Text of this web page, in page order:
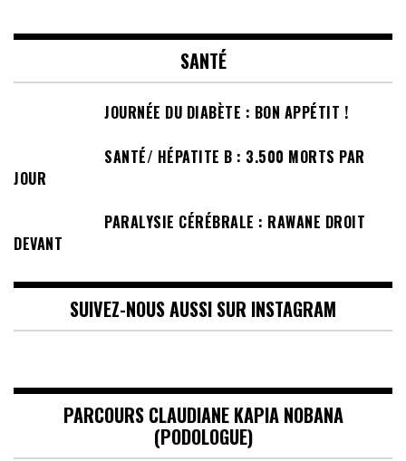
SANTÉ
JOURNÉE DU DIABÈTE : BON APPÉTIT !
SANTÉ/ HÉPATITE B : 3.500 MORTS PAR
JOUR
PARALYSIE CÉRÉBRALE : RAWANE DROIT
DEVANT
SUIVEZ-NOUS AUSSI SUR INSTAGRAM
PARCOURS CLAUDIANE KAPIA NOBANA
(PODOLOGUE)